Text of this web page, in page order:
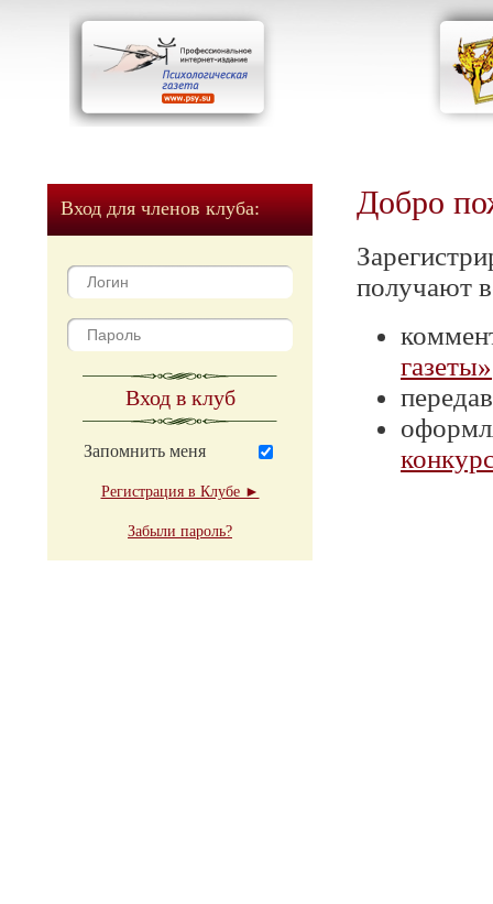
Вход для членов клуба:
Вход в клуб
Запомнить меня
Регистрация в Клубе ►
Забыли пароль?
Добро
получают
газеты»